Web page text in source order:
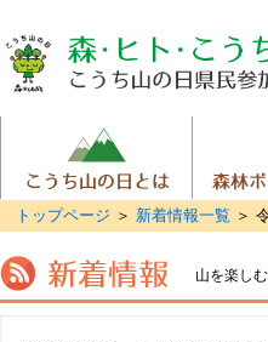
トップページ ＞ 新着情報一覧 ＞
山を楽し